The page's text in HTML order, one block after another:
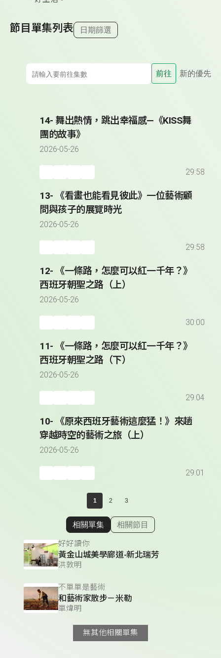
節目單集列表 日期篩選
前往 新的優先
14- 舞出熱情，跳出幸福感—《KISS舞
團的故事》
2026-05-26
29:58
13- 《看畫也能看見彼此》一位藝術顧
問與孩子的展覽時光
2026-05-26
29:58
12- 《一條路，怎麼可以紅一千年？》
西班牙朝聖之路（上）
2026-05-26
30:00
11- 《一條路，怎麼可以紅一千年？》
西班牙朝聖之路（下）
2026-05-26
29:04
10- 《原來西班牙藝術這麼猛！》來趟
穿越時空的藝術之旅（上）
2026-05-26
29:01
1 2 3
顯示相關單集
相關單集 相關節目
好好讀你
黃金山城美學廊道-新北瑞芳
洪敦明
不單單是藝術
和藝術家散步－米勒
單煒明
無其他相關單集